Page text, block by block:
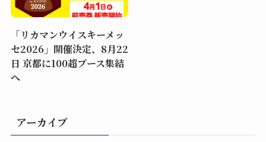
「リカマンウイスキーメッ
セ2026」開催決定、8月22
日 京都に100超ブース集結
へ
アーカイブ